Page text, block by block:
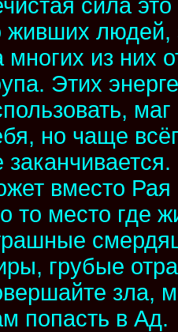
сила
живших людей,
многих из них
Этих
но чаще
вместо
то место где
грубые
зла,
попасть в Ад.